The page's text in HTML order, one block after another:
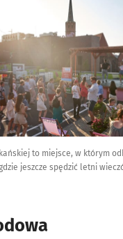
to miejsce, w którym
jeszcze spędzić letni